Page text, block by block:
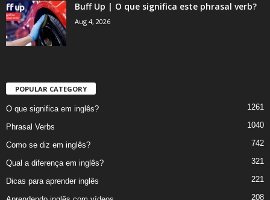
Buff Up | O que significa este phrasal verb?
Aug 4, 2026
POPULAR CATEGORY
O que significa em inglês? 1261
Phrasal Verbs 1040
Como se diz em inglês? 742
Qual a diferença em inglês? 321
Dicas para aprender inglês 221
208